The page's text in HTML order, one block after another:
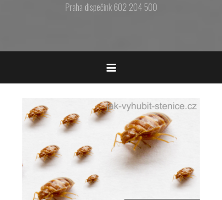
Praha dispečink 602 204 500